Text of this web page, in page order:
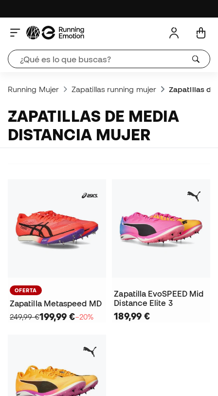
Running Mujer Zapatillas running mujer Zapatillas
ZAPATILLAS DE MEDIA
DISTANCIA MUJER
OFERTA
Zapatilla Metaspeed MD
249,99 €199,99 €−20%
Zapatilla EvoSPEED Mid
Distance Elite 3
189,99 €